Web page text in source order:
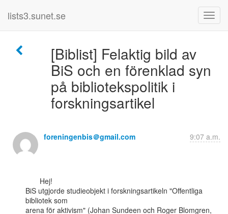
lists3.sunet.se
[Biblist] Felaktig bild av
BiS och en förenklad syn
på bibliotekspolitik i
forskningsartikel
foreningenbis＠gmail.com 9:07 a.m.
BiS utgjorde studieobjekt i forskningsartikeln "Offentliga
bibliotek som